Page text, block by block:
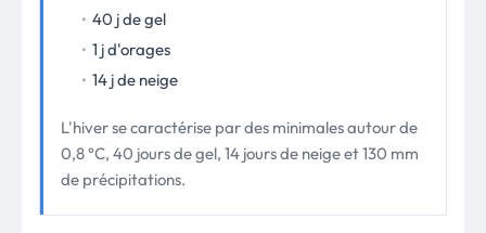
40 j de gel
1 j d'orages
14 j de neige
L'hiver se caractérise par des minimales autour de
0,8 °C, 40 jours de gel, 14 jours de neige et 130 mm
de précipitations.